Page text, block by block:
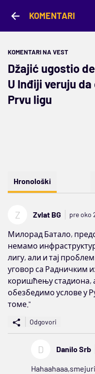
KOMENTARI
KOMENTARI NA VEST
Džajić ugostio
U Inđiji veruju
Prvu ligu
Hronološki
Z Zvlat BG pre oko
Милорад Батало,
немамо
лигу, али и тај
уговор са Радничким
коришћењу стадиона,
обезбедимо услове у
томе."
Odgovori
D Danilo Srb